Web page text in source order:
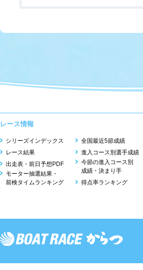
レース情報
シリーズインデックス
レース結果
出走表・前日予想PDF
モーター抽選結果・
前検タイムランキング
全国最近5節成績
進入コース別選手成績
今節の進入コース別
成績・決まり手
得点率ランキング